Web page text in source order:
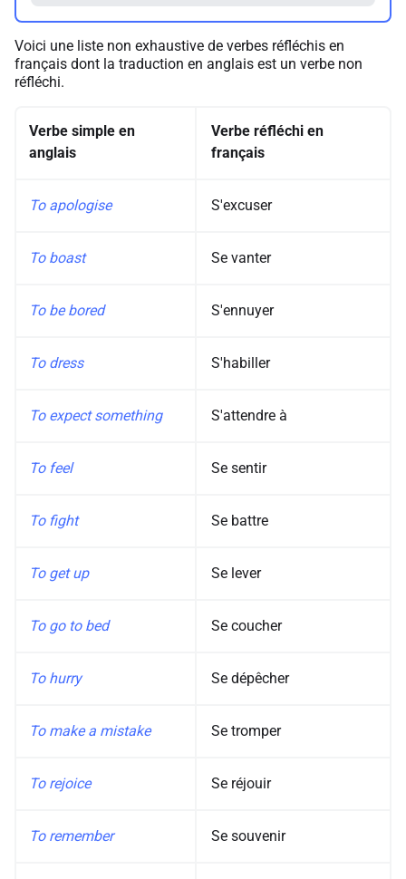
Voici une liste non exhaustive de verbes réfléchis en
français dont la traduction en anglais est un verbe non
réfléchi.
Verbe simple en
anglais
Verbe réfléchi en
français
To apologise S'excuser
To boast Se vanter
To be bored S'ennuyer
To dress S'habiller
To expect something S'attendre à
To feel Se sentir
To fight Se battre
To get up Se lever
To go to bed Se coucher
To hurry Se dépêcher
To make a mistake Se tromper
To rejoice Se réjouir
To remember Se souvenir